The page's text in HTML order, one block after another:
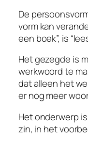
De
vorm kan
een boek”, is
Het gezegde is
werkwoord te
dat alleen het
er nog meer
Het onderwerp
zin, in het